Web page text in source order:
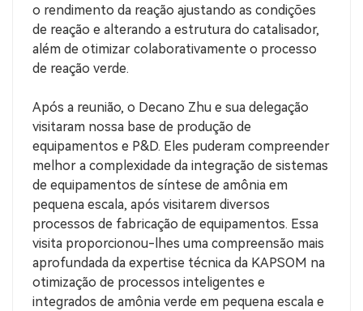
o rendimento da reação ajustando as condições
de reação e alterando a estrutura do catalisador,
além de otimizar colaborativamente o processo
de reação verde.
Após a reunião, o Decano Zhu e sua delegação
visitaram nossa base de produção de
equipamentos e P&D. Eles puderam compreender
melhor a complexidade da integração de sistemas
de equipamentos de síntese de amônia em
pequena escala, após visitarem diversos
processos de fabricação de equipamentos. Essa
visita proporcionou-lhes uma compreensão mais
aprofundada da expertise técnica da KAPSOM na
otimização de processos inteligentes e
integrados de amônia verde em pequena escala e